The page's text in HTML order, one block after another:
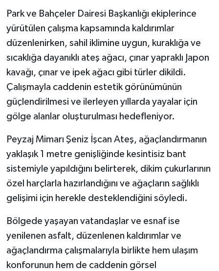
Park ve Bahçeler Dairesi Başkanlığı ekiplerince
yürütülen çalışma kapsamında kaldırımlar
düzenlenirken, sahil iklimine uygun, kuraklığa ve
sıcaklığa dayanıklı ateş ağacı, çınar yapraklı Japon
kavağı, çınar ve ipek ağacı gibi türler dikildi.
Çalışmayla caddenin estetik görünümünün
güçlendirilmesi ve ilerleyen yıllarda yayalar için
gölge alanlar oluşturulması hedefleniyor.
Peyzaj Mimarı Şeniz İşcan Ateş, ağaçlandırmanın
yaklaşık 1 metre genişliğinde kesintisiz bant
sistemiyle yapıldığını belirterek, dikim çukurlarının
özel harçlarla hazırlandığını ve ağaçların sağlıklı
gelişimi için herekle desteklendiğini söyledi.
Bölgede yaşayan vatandaşlar ve esnaf ise
yenilenen asfalt, düzenlenen kaldırımlar ve
ağaçlandırma çalışmalarıyla birlikte hem ulaşım
konforunun hem de caddenin görsel